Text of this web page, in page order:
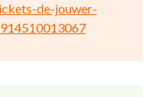
de-jouwer-